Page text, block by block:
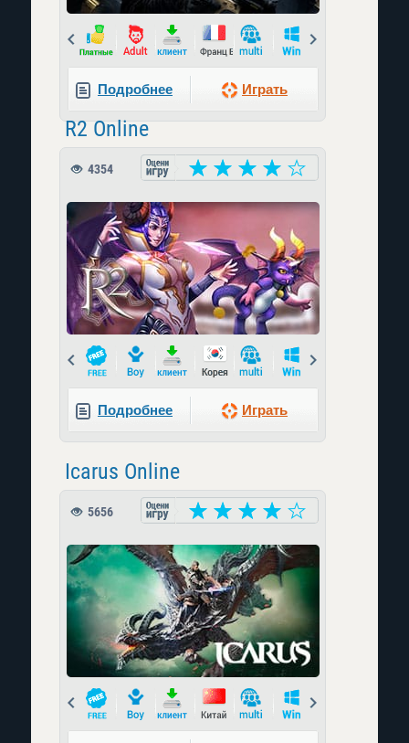
Prev
Подробнее Играть
R2 Online
4354
Prev
Подробнее Играть
Icarus Online
5656
Prev